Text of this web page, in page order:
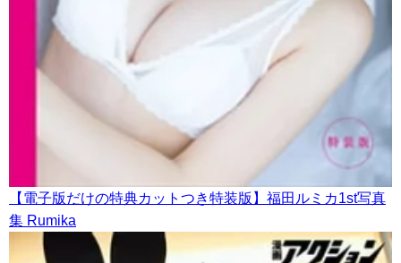
【電子版だけの特典カットつき特装版】福田ルミカ1st写真
集 Rumika